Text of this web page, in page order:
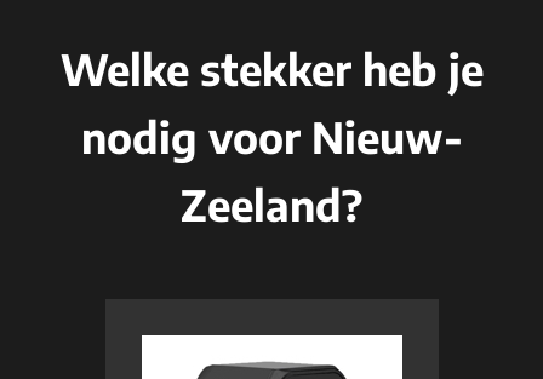
Welke stekker heb je
nodig voor Nieuw-
Zeeland?